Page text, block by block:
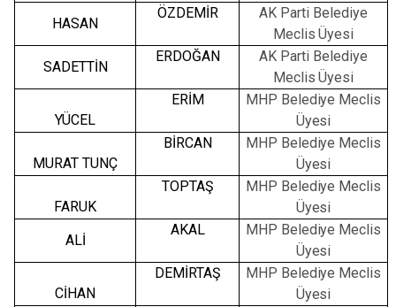
HASAN
ÖZDEMİR AK Parti Belediye
Meclis Üyesi
SADETTİN
ERDOĞAN AK Parti Belediye
Meclis Üyesi
YÜCEL
ERİM MHP Belediye Meclis
Üyesi
MURAT TUNÇ
BİRCAN MHP Belediye Meclis
Üyesi
FARUK
TOPTAŞ MHP Belediye Meclis
Üyesi
ALİ
AKAL MHP Belediye Meclis
Üyesi
CİHAN
DEMİRTAŞ MHP Belediye Meclis
Üyesi